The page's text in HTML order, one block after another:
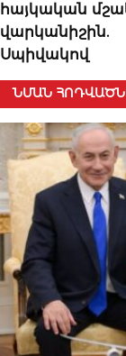
հայկական
վարկանիշին.
Սպիվակով
ՆՄԱՆ